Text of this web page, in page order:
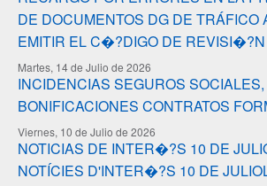
DE DOCUMENTOS DG DE TRÁFICO
EMITIR EL C�?DIGO DE
Martes, 14 de Julio de 2026
INCIDENCIAS SEGUROS SOCIALES,
BONIFICACIONES CONTRATOS
Viernes, 10 de Julio de 2026
NOTICIAS DE INTER�?S 10 DE
NOTÍCIES D'INTER�?S 10 DE